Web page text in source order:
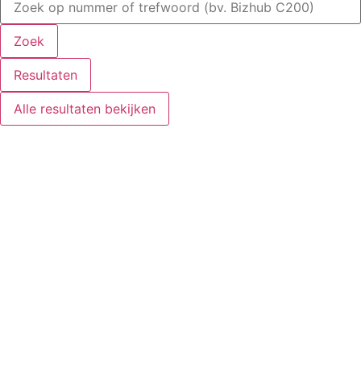
Zoek
Resultaten
Alle resultaten bekijken